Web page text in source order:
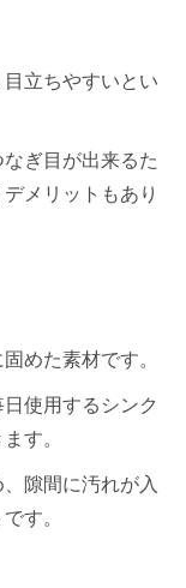
立ちやすいとい
ぎ目が出来るた
メリットもあり
めた素材です。
使用するシンク
す。
隙間に汚れが入
す。